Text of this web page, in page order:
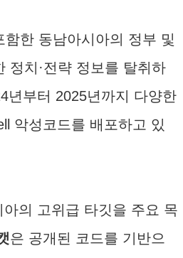
함한 동남아시아의 정부 및
정치·전략 정보를 탈취하
년부터 2025년까지 다양한
악성코드를 배포하고 있
의 고위급 타깃을 주요 목
은 공개된 코드를 기반으